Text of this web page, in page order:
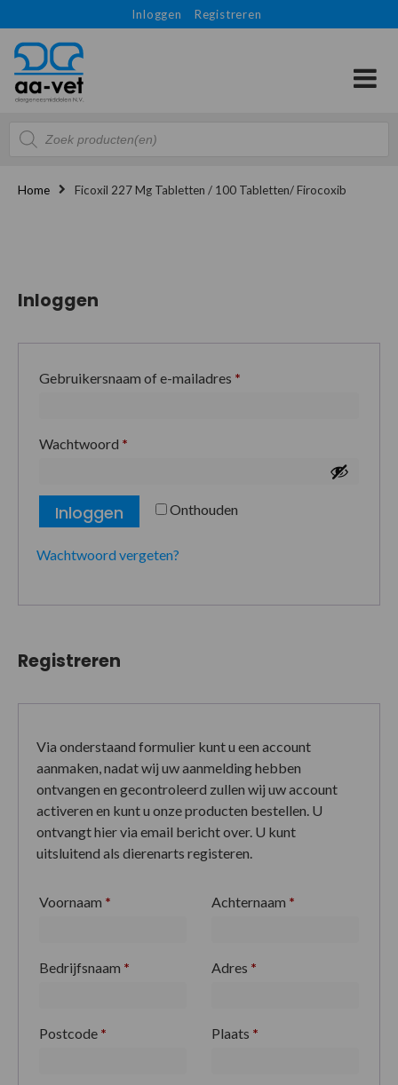
Inloggen Registreren
Producten
zoeken
Home Ficoxil 227 Mg Tabletten / 100 Tabletten/ Firocoxib
Inloggen
Gebruikersnaam of e-mailadres *
Wachtwoord *
Onthouden
Inloggen
Wachtwoord vergeten?
Registreren
Via onderstaand formulier kunt u een account
aanmaken, nadat wij uw aanmelding hebben
ontvangen en gecontroleerd zullen wij uw account
activeren en kunt u onze producten bestellen. U
ontvangt hier via email bericht over. U kunt
uitsluitend als dierenarts registeren.
Voornaam * Achternaam *
Bedrijfsnaam * Adres *
Postcode * Plaats *